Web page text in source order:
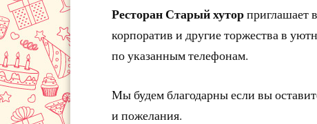
Ресторан Старый хуторприглашает
корпоратив и другие торжества в
по указанным телефонам.
Мы будем благодарны если вы
и пожелания.